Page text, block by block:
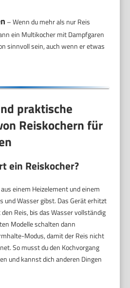
– Wenn du mehr als nur Reis
ein Multikocher mit Dampfgaren
sinnvoll sein, auch wenn er etwas
praktische
Reiskochern für
ein Reiskocher?
einem Heizelement und einem
und Wasser gibst. Das Gerät erhitzt
Reis, bis das Wasser vollständig
Modelle schalten dann
Modus, damit der Reis nicht
So musst du den Kochvorgang
und kannst dich anderen Dingen